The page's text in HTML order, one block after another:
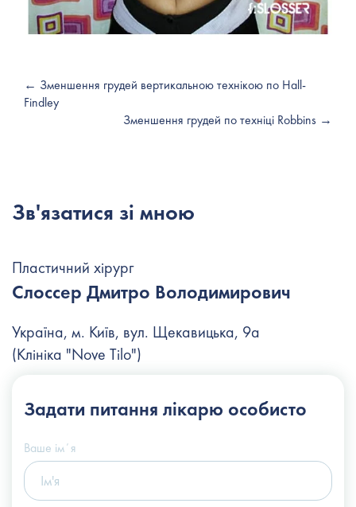
← Зменшення грудей вертикальною технікою по Hall-
Findley
Зменшення грудей по техніці Robbins →
Зв'язатися зі мною
Пластичний хірург
Слоссер Дмитро Володимирович
Україна, м. Київ, вул. Щекавицька, 9а
(Клініка "Nove Tilo")
+38 (066) 122-6-111
info@slosser.com.ua
Задати питання лікарю особисто
Ваше імʼя